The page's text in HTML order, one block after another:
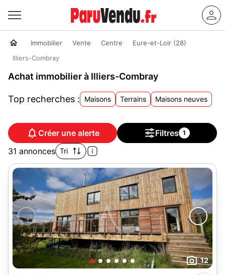
Immobilier Vente Centre
Eure-et-Loir (28)
Illiers-Combray
Achat immobilier à Illiers-Combray
Top recherches : Maisons Terrains Maisons neuves
Créer une alerte Filtres 1
31 annonces Tri
12